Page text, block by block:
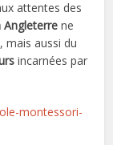
attentes des
Angleterre ne
mais aussi du
incarnées par
montessori-